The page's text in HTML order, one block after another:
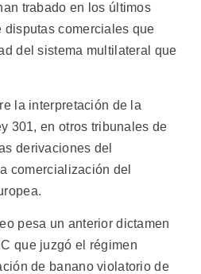
trabado en los últimos
disputas comerciales que
del sistema multilateral que
la interpretación de la
301, en otros tribunales de
derivaciones del
comercialización del
pesa un anterior dictamen
que juzgó el régimen
de banano violatorio de